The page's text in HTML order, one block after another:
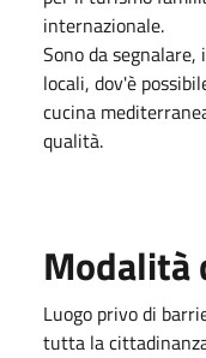
internazionale.
Sono da
locali, dov'è
cucina
qualità.
Modalità
Luogo privo di
tutta la